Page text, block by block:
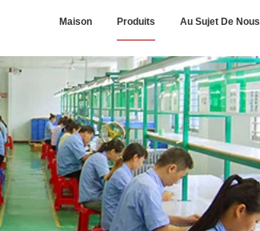
Maison Produits Au Sujet De Nous